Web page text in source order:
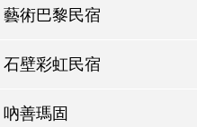
藝術巴黎民宿
石壁彩虹民宿
吶善瑪固